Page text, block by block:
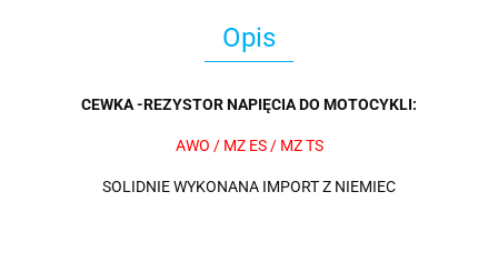
Opis
CEWKA -REZYSTOR NAPIĘCIA DO MOTOCYKLI:
AWO / MZ ES / MZ TS
SOLIDNIE WYKONANA IMPORT Z NIEMIEC